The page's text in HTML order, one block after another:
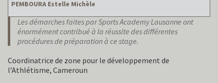
PEMBOURA Estelle Michèle
Les démarches faites par Sports Academy Lausanne ont
énormément contribué à la réussite des différentes
procédures de préparation à ce stage.
Coordinatrice de zone pour le développement de
l’Athlétisme, Cameroun